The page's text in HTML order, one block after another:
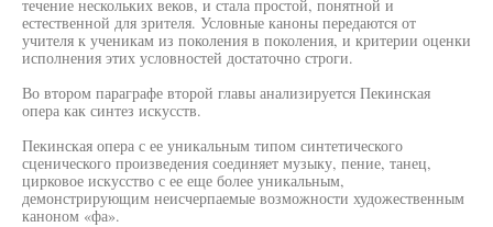
течение нескольких веков, и стала простой, понятной и
естественной для зрителя. Условные каноны передаются от
учителя к ученикам из поколения в поколения, и критерии оценки
исполнения этих условностей достаточно строги.
Во втором параграфе второй главы анализируется Пекинская
опера как синтез искусств.
Пекинская опера с ее уникальным типом синтетического
сценического произведения соединяет музыку, пение, танец,
цирковое искусство с ее еще более уникальным,
демонстрирующим неисчерпаемые возможности художественным
каноном «фа».